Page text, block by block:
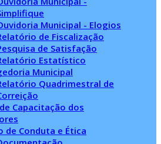
Municipal - Elogios
de Fiscalização
de Satisfação
Estatístico
Municipal
Quadrimestral de
Capacitação dos
de Conduta e Ética